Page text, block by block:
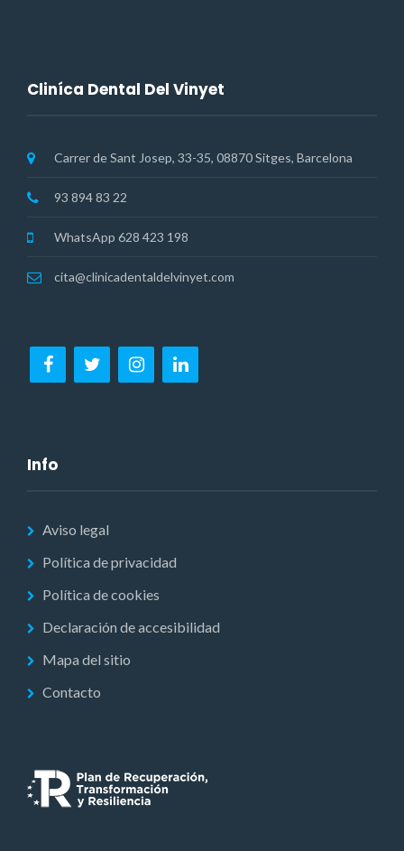
Cliníca Dental Del Vinyet
Carrer de Sant Josep, 33-35, 08870 Sitges, Barcelona
93 894 83 22
WhatsApp 628 423 198
cita@clinicadentaldelvinyet.com
Info
Aviso legal
Política de privacidad
Política de cookies
Declaración de accesibilidad
Mapa del sitio
Contacto